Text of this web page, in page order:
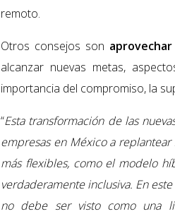
remoto.
Otros consejos son
alcanzar nuevas metas,
importancia del compromiso, la
“Esta transformación de las
empresas en México a
más flexibles, como el modelo
verdaderamente inclusiva. En
no debe ser visto como una